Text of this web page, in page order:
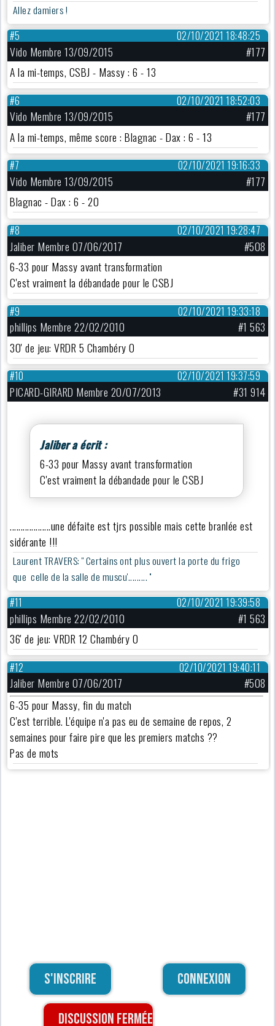
Allez damiers !
02/10/2021 18:48:25
#5
Vido Membre 13/09/2015
#177
A la mi-temps, CSBJ - Massy : 6 - 13
02/10/2021 18:52:03
#6
Vido Membre 13/09/2015
#177
A la mi-temps, même score : Blagnac - Dax : 6 - 13
02/10/2021 19:16:33
#7
Vido Membre 13/09/2015
#177
Blagnac - Dax : 6 - 20
02/10/2021 19:28:47
#8
Jaliber Membre 07/06/2017
#508
6-33 pour Massy avant transformation
C'est vraiment la débandade pour le CSBJ
02/10/2021 19:33:18
#9
phillips Membre 22/02/2010
#1 563
30' de jeu: VRDR 5 Chambéry 0
02/10/2021 19:37:59
#10
PICARD-GIRARD Membre 20/07/2013 #31 914
Jaliber a écrit :
6-33 pour Massy avant transformation
C'est vraiment la débandade pour le CSBJ
...................une défaite est tjrs possible mais cette branlée est
sidérante !!!
Laurent TRAVERS: '' Certains ont plus ouvert la porte du frigo
que celle de la salle de muscu'......... ''
02/10/2021 19:39:58
#11
phillips Membre 22/02/2010
#1 563
36' de jeu: VRDR 12 Chambéry 0
02/10/2021 19:40:11
#12
Jaliber Membre 07/06/2017
#508
6-35 pour Massy, fin du match
C'est terrible. L'équipe n'a pas eu de semaine de repos, 2
semaines pour faire pire que les premiers matchs ??
Pas de mots
S'inscrire Connexion
Discussion fermée